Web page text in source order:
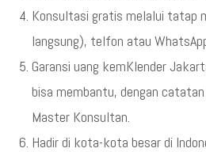
Konsultasi gratis melalui tatap
langsung), telfon atau
Garansi uang kemKlender
bisa membantu, dengan
Master Konsultan.
Hadir di kota-kota besar di